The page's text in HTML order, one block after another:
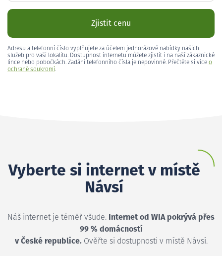
Zjistit cenu
Adresu a telefonní číslo vyplňujete za účelem jednorázové nabídky našich
služeb pro vaši lokalitu. Dostupnost internetu můžete zjistit i na naší zákaznické
lince nebo pobočkách. Zadání telefonního čísla je nepovinné. Přečtěte si více o
ochraně soukromí.
Vyberte si internet v místě
Návsí
Náš internet je téměř všude. Internet od WIA pokrývá přes
99 % domácností
v České republice.Ověřte si dostupnosti v místě Návsí.